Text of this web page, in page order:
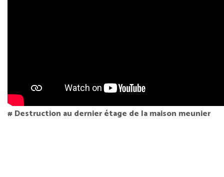
# Destruction au dernier étage de la maison meunier